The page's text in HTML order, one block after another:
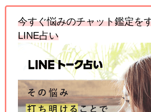
今すぐ悩みのチャット鑑定を
LINE占い